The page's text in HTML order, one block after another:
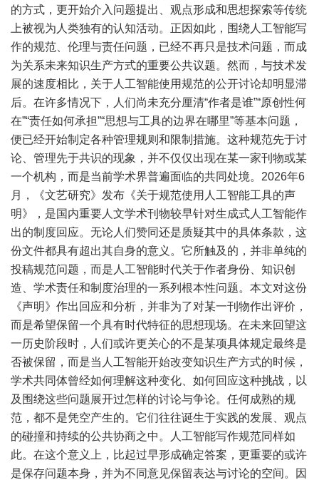
的方式，更开始介入问题提出、观点形成和思想探索等传统
上被视为人类独有的认知活动。正因如此，围绕人工智能写
作的规范、伦理与责任问题，已经不再只是技术问题，而成
为关系未来知识生产方式的重要公共议题。然而，与技术发
展的速度相比，关于人工智能使用规范的公开讨论却明显滞
后。在许多情况下，人们尚未充分厘清“作者是谁”“原创性何
在”“责任如何承担”“思想与工具的边界在哪里”等基本问题，
便已经开始制定各种管理规则和限制措施。这种规范先于讨
论、管理先于共识的现象，并不仅仅出现在某一家刊物或某
一个机构，而是当前学术界普遍面临的共同处境。2026年6
月，《文艺研究》发布《关于规范使用人工智能工具的声
明》，是国内重要人文学术刊物较早针对生成式人工智能作
出的制度回应。无论人们赞同还是质疑其中的具体条款，这
份文件都具有超出其自身的意义。它所触及的，并非单纯的
投稿规范问题，而是人工智能时代关于作者身份、知识创
造、学术责任和制度治理的一系列根本性问题。本文对这份
《声明》作出回应和分析，并非为了对某一刊物作出评价，
而是希望保留一个具有时代特征的思想现场。在未来回望这
一历史阶段时，人们或许更关心的不是某项具体规定最终是
否被保留，而是当人工智能开始改变知识生产方式的时候，
学术共同体曾经如何理解这种变化、如何回应这种挑战，以
及围绕这些问题展开过怎样的讨论与争论。任何成熟的规
范，都不是凭空产生的。它们往往诞生于实践的发展、观点
的碰撞和持续的公共协商之中。人工智能写作规范同样如
此。在这个意义上，比起过早形成确定答案，更重要的或许
是保存问题本身，并为不同意见保留表达与讨论的空间。因